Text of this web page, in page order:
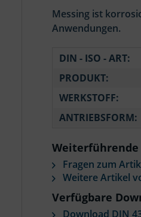
Messing ist
Anwendungen.
DIN - ISO - ART:
PRODUKT:
WERKSTOFF:
ANTRIEBSFORM:
Weiterführende
Fragen zum
Weitere Artikel
Verfügbare
Download DIN